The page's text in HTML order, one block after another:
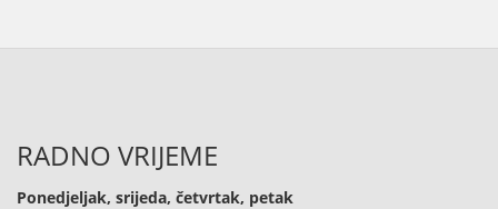
RADNO VRIJEME
Ponedjeljak, srijeda, četvrtak, petak